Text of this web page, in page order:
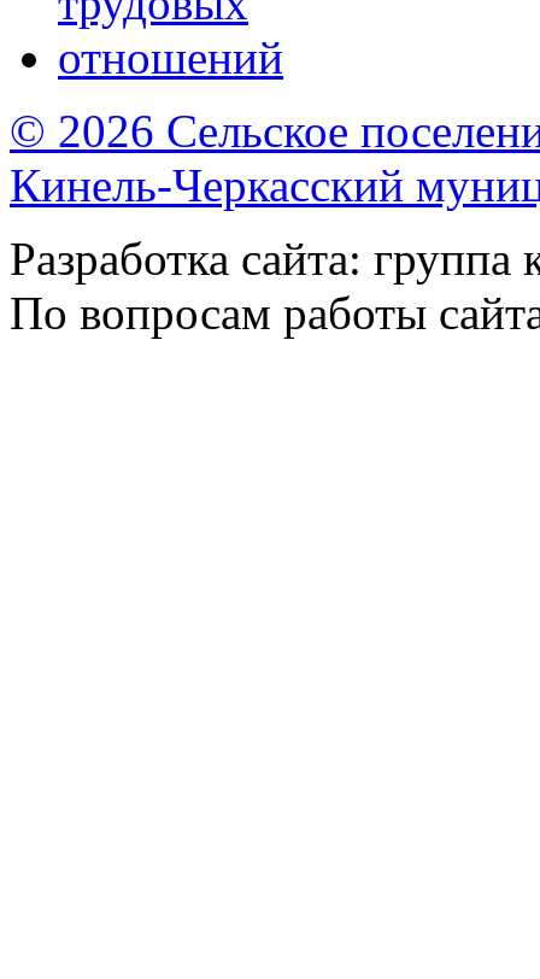
© 2026 Сельское
Кинель-Черкасский
Разработка сайта:
По вопросам работы